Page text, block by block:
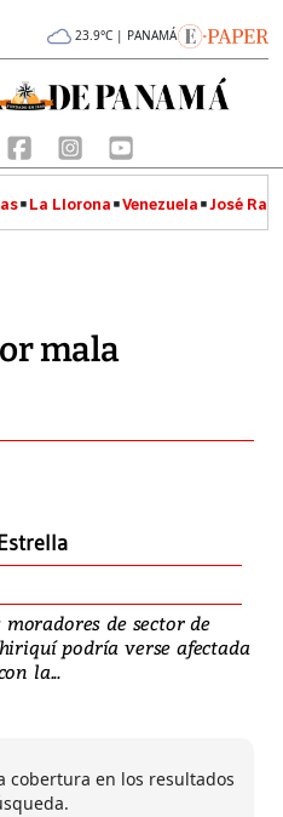
23.9°C | PANAMÁ
La Llorona Venezuela José
mala
de sector de
podría verse afectada
la...
cobertura en los resultados